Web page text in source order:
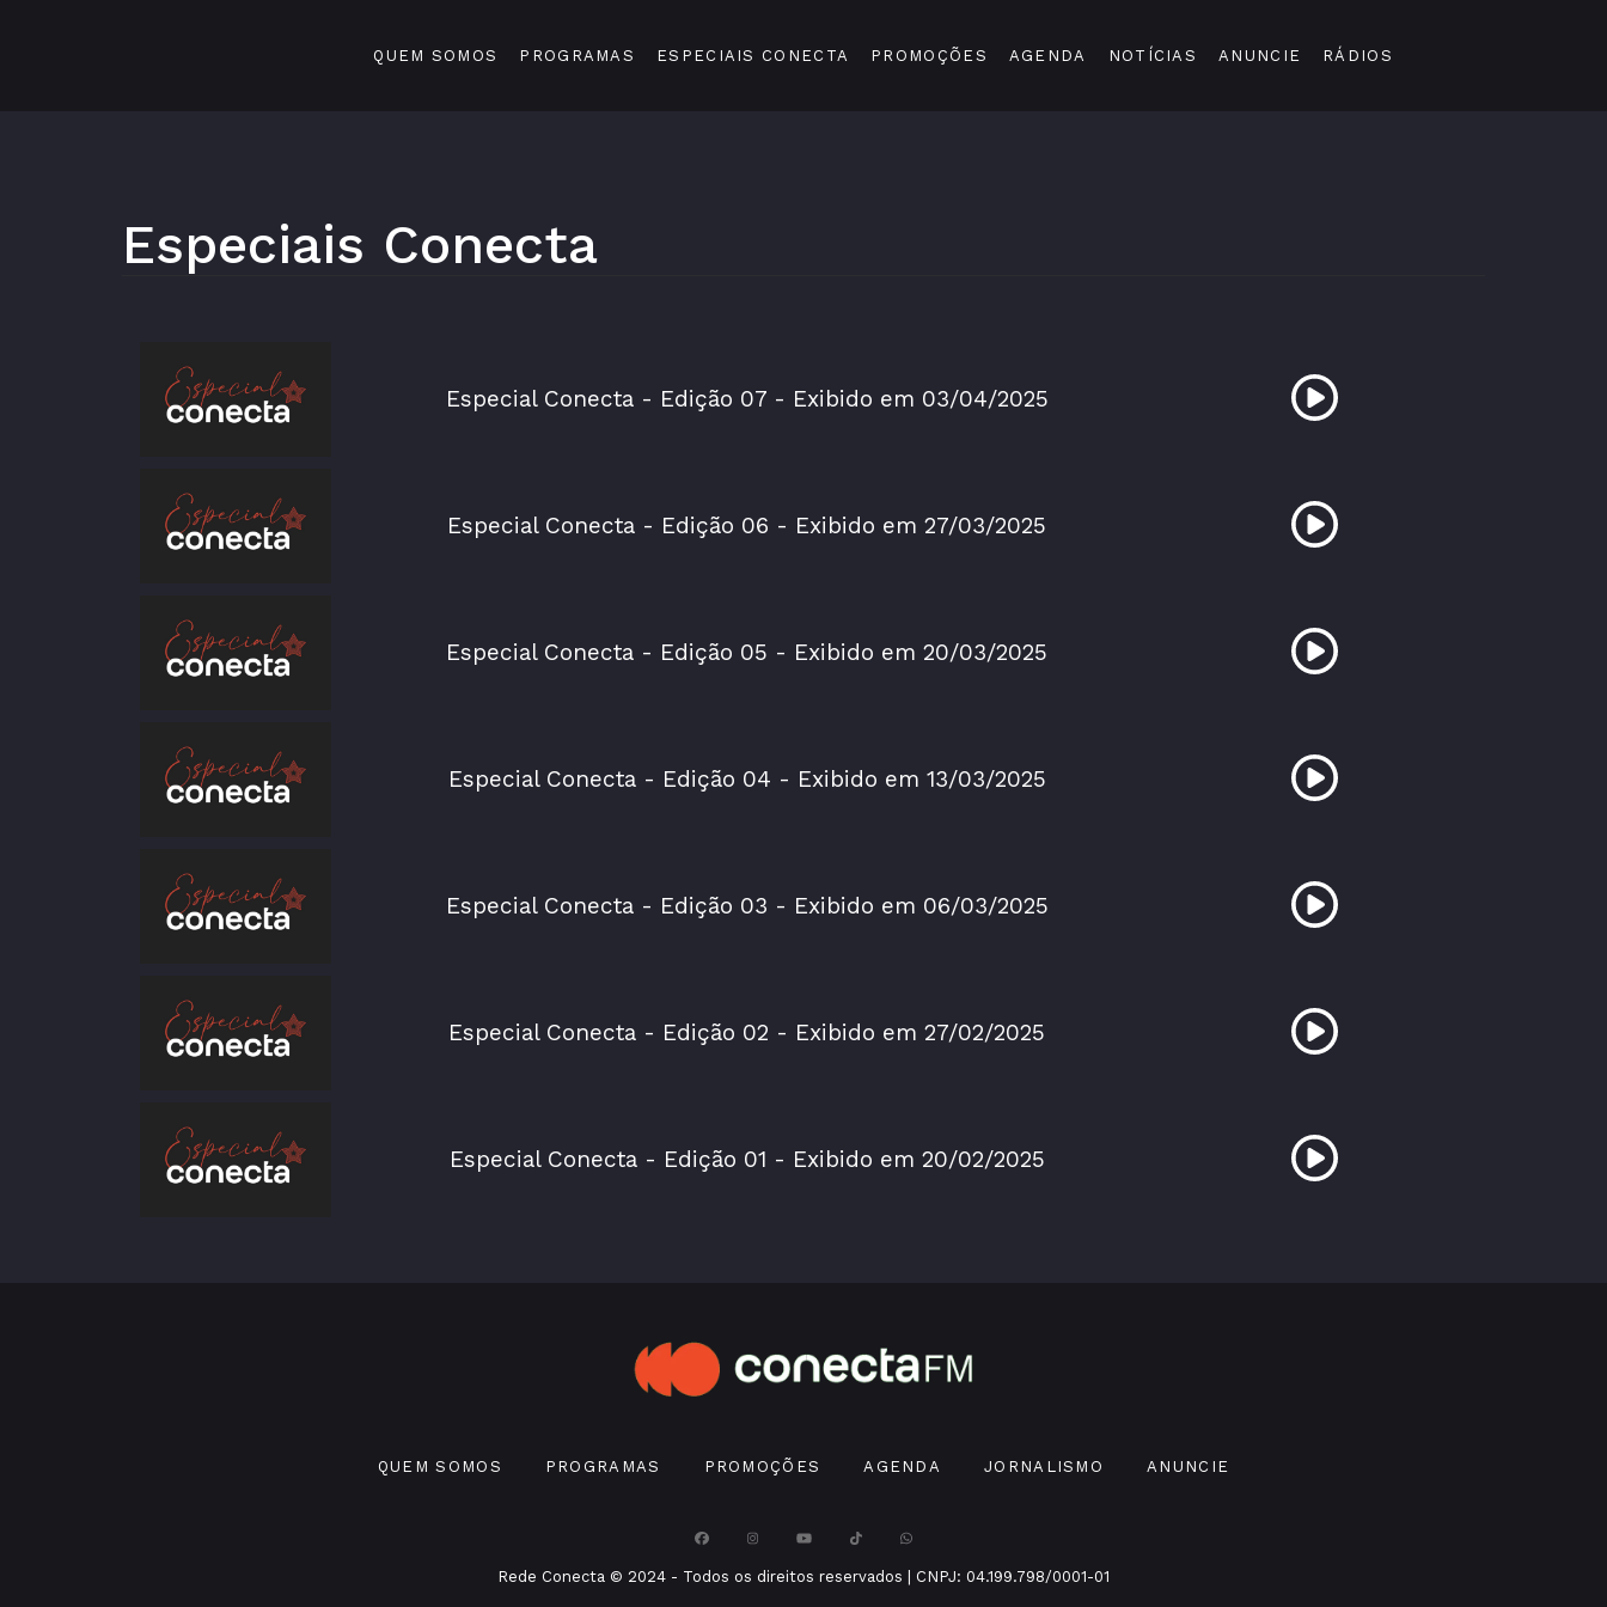
QUEM SOMOS PROGRAMAS ESPECIAIS CONECTA PROMOÇÕES AGENDA NOTÍCIAS ANUNCIE RÁDIOS
Especiais Conecta
Especial Conecta - Edição 07 - Exibido em 03/04/2025
Especial Conecta - Edição 06 - Exibido em 27/03/2025
Especial Conecta - Edição 05 - Exibido em 20/03/2025
Especial Conecta - Edição 04 - Exibido em 13/03/2025
Especial Conecta - Edição 03 - Exibido em 06/03/2025
Especial Conecta - Edição 02 - Exibido em 27/02/2025
Especial Conecta - Edição 01 - Exibido em 20/02/2025
QUEM SOMOS PROGRAMAS PROMOÇÕES AGENDA JORNALISMO ANUNCIE
Rede Conecta © 2024 - Todos os direitos reservados | CNPJ: 04.199.798/0001-01